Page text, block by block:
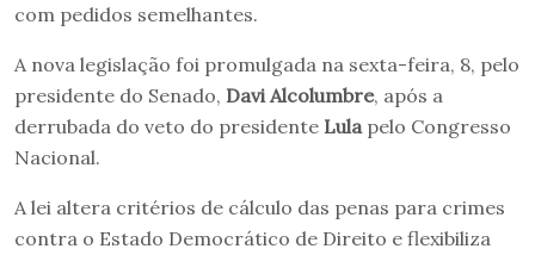
com pedidos semelhantes.
A nova legislação foi promulgada na sexta-feira, 8, pelo
presidente do Senado, Davi Alcolumbre, após a
derrubada do veto do presidente Lula pelo Congresso
Nacional.
A lei altera critérios de cálculo das penas para crimes
contra o Estado Democrático de Direito e flexibiliza